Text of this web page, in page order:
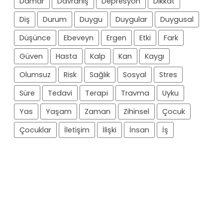
Diş
Durum Duygu Duygular
Duygusal
Düşünce
Ebeveyn Ergen Etki
Fark
Güven
Hasta Kalp Kan
Kaygı
Olumsuz
Risk Sağlık Sosyal
Stres
Süre
Tedavi Terapi Travma
Uyku
Yas
Yaşam Zaman Zihinsel
Çocuk
Çocuklar
İletişim İlişki İnsan İş